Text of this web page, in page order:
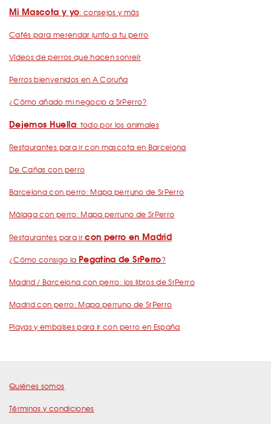
Mi Mascota y yo: consejos y más
Cafés para merendar junto a tu perro
Vídeos de perros que hacen sonreír
Perros bienvenidos en A Coruña
¿Cómo añado mi negocio a SrPerro?
Dejemos Huella: todo por los animales
Restaurantes para ir con mascota en Barcelona
De Cañas con perro
Barcelona con perro: Mapa perruno de SrPerro
Málaga con perro: Mapa perruno de SrPerro
Restaurantes para ircon perro en Madrid
¿Cómo consigo la Pegatina de SrPerro?
Madrid / Barcelona con perro: los libros de SrPerro
Madrid con perro: Mapa perruno de SrPerro
Playas y embalses para ir con perro en España
Quiénes somos
Términos y condiciones